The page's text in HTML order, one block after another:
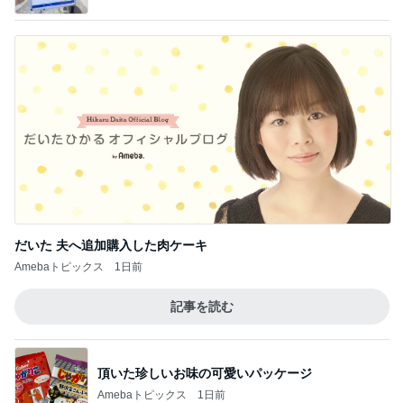
だいた 夫へ追加購入した肉ケーキ
Amebaトピックス 1日前
記事を読む
頂いた珍しいお味の可愛いパッケージ
Amebaトピックス 1日前